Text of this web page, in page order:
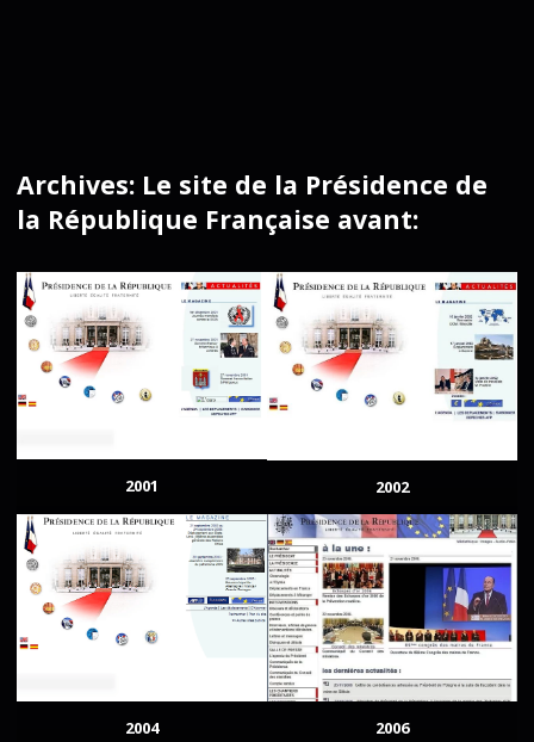
Archives: Le site de la Présidence de
la République Française avant:
2001 2002
2004 2006